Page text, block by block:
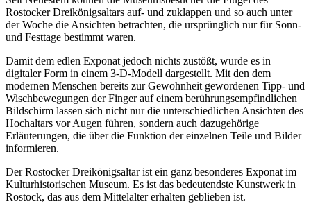
Rostocker Dreikönigsaltars auf- und zuklappen und so auch unter
der Woche die Ansichten betrachten, die ursprünglich nur für Sonn-
und Festtage bestimmt waren.
Damit dem edlen Exponat jedoch nichts zustößt, wurde es in
digitaler Form in einem 3-D-Modell dargestellt. Mit den dem
modernen Menschen bereits zur Gewohnheit gewordenen Tipp- und
Wischbewegungen der Finger auf einem berührungsempfindlichen
Bildschirm lassen sich nicht nur die unterschiedlichen Ansichten des
Hochaltars vor Augen führen, sondern auch dazugehörige
Erläuterungen, die über die Funktion der einzelnen Teile und Bilder
informieren.
Der Rostocker Dreikönigsaltar ist ein ganz besonderes Exponat im
Kulturhistorischen Museum. Es ist das bedeutendste Kunstwerk in
Rostock, das aus dem Mittelalter erhalten geblieben ist.